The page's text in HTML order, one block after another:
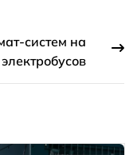
систем на